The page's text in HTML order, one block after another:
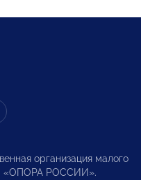
организация малого
«ОПОРА РОССИИ».